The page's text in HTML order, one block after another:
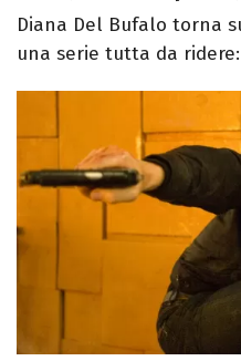
Diana Del Bufalo torna
una serie tutta da